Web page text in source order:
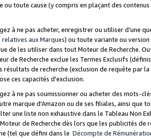
ou toute cause (y compris en plaçant des
à ne pas acheter, enregistrer ou utiliser d’une
aux Marques) ou toute variante ou
de les utiliser dans tout Moteur de Recherche.
de Recherche exclue les Termes Exclusifs
résultats de recherche (exclusion de requête
ces capacités d'exclusion.
à ne pas soumissionner ou acheter des mots-
marque d'Amazon ou de ses filiales, ainsi que
une liste non exhaustive dans le Tableau Non
de Recherche dès lors que les publicités de
(tel que défini dans le Décompte de